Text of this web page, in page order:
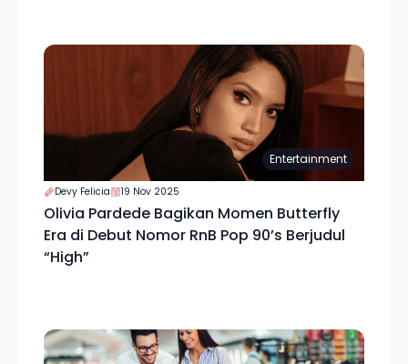
Entertainment
Devy Felicia 19 Nov 2025
Olivia Pardede Bagikan Momen Butterfly
Era di Debut Nomor RnB Pop 90’s Berjudul
“High”